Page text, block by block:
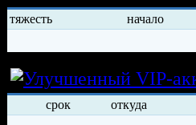
тяжесть начало
срок откуда